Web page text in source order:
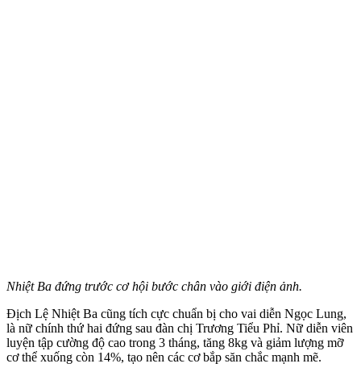
Nhiệt Ba đứng trước cơ hội bước chân vào giới điện ảnh.
Địch Lệ Nhiệt Ba cũng tích cực chuẩn bị cho vai diễn Ngọc Lung,
là nữ chính thứ hai đứng sau đàn chị Trương Tiểu Phỉ. Nữ diễn viên
luyện tập cường độ cao trong 3 tháng, tăng 8kg và giảm lượng mỡ
c‌ơ th‌ể xuống còn 14%, tạo nên các cơ bắp săn chắc mạnh mẽ.